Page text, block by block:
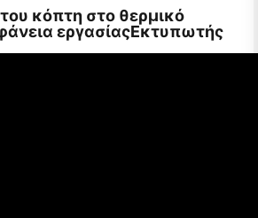
κόπτη στο θερμικό
εργασίαςΕκτυπωτής